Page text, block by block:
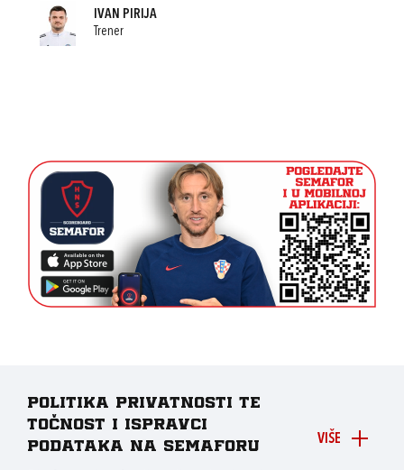
IVAN PIRIJA
Trener
VIŠE
Politika privatnosti te
točnost i ispravci
podataka na Semaforu